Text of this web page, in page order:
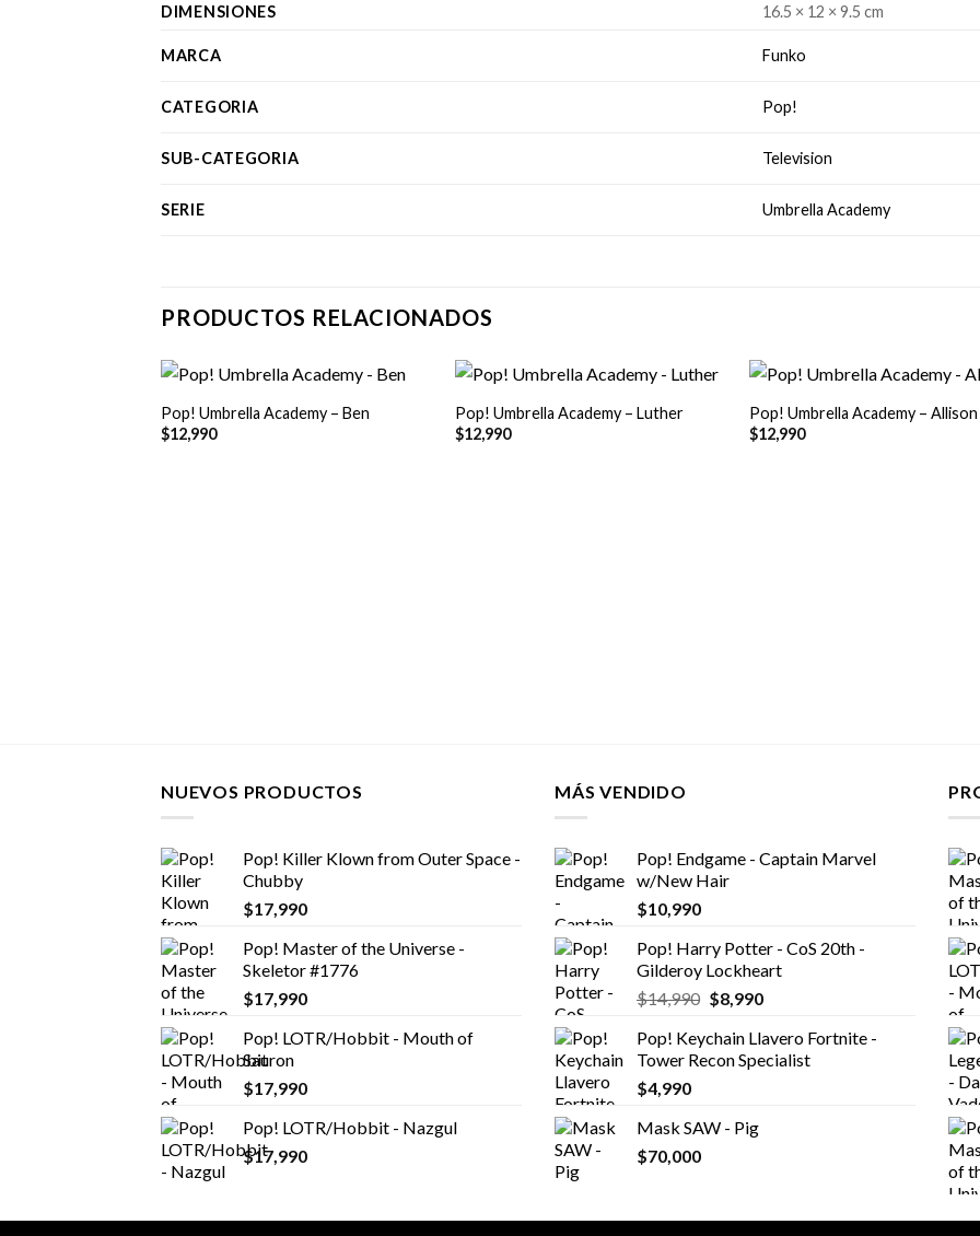
DIMENSIONES
16.5 × 12 × 9.5 cm
MARCA Funko
CATEGORIA Pop!
SUB-CATEGORIA Television
SERIE Umbrella Academy
PRODUCTOS RELACIONADOS
+
Pop! Umbrella Academy – Ben
$12,990
Pop! Umbrella Academy – Luther
$12,990
Pop! Umbrella Academy – Allison
$12,990
NUEVOS PRODUCTOS
Pop! Killer Klown from Outer Space -
Chubby
$17,990
Pop! Master of the Universe -
Skeletor #1776
$17,990
Pop! LOTR/Hobbit - Mouth of
Sauron
$17,990
Pop! LOTR/Hobbit - Nazgul
$17,990
MÁS VENDIDO
Pop! Endgame - Captain Marvel
w/New Hair
$10,990
Pop! Harry Potter - CoS 20th -
Gilderoy Lockheart
$14,990 El
original
era:
$8,990El
actual
es:
Pop! Keychain Llavero Fortnite -
Tower Recon Specialist
$4,990
Mask SAW - Pig
$70,000